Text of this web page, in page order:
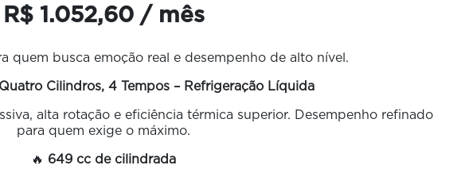
R$ 1.052,60 / mês
quem busca emoção real e desempenho de alto nível.
Cilindros, 4 Tempos – Refrigeração Líquida
alta rotação e eficiência térmica superior. Desempenho refinado
para quem exige o máximo.
🔥 649 cc de cilindrada